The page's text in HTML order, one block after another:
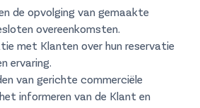
de opvolging van gemaakte
overeenkomsten.
met Klanten over hun reservatie
ervaring.
van gerichte commerciële
informeren van de Klant en